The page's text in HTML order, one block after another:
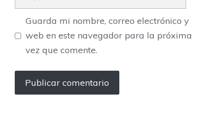
Guarda mi nombre, correo electrónico y
web en este navegador para la próxima
vez que comente.